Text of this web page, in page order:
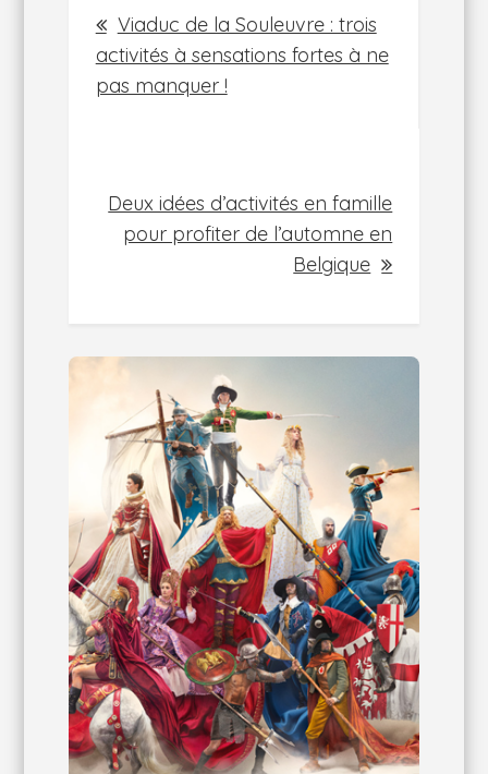
de
l’article
Viaduc de la Souleuvre : trois
activités à sensations fortes à ne
pas manquer !
Deux idées d’activités en famille
pour profiter de l’automne en
Belgique